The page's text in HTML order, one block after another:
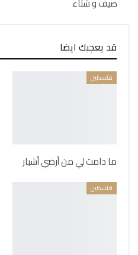
قد يعجبك ايضا
فلسطين
ما دامت لي من أرضي أشبار
فلسطين